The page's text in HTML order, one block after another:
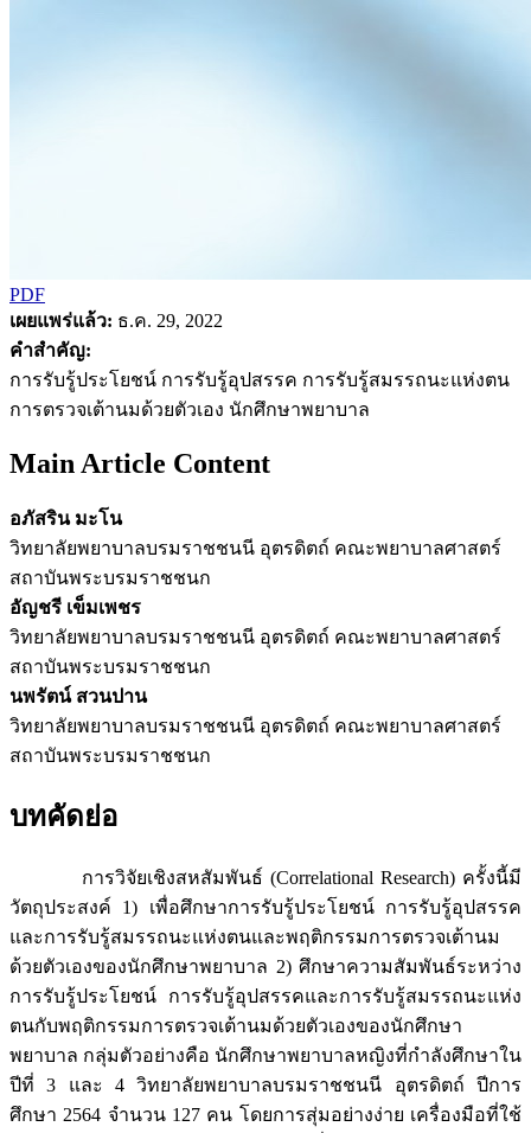
PDF
เผยแพร่แล้ว: ธ.ค. 29, 2022
คำสำคัญ:
การรับรู้ประโยชน์ การรับรู้อุปสรรค การรับรู้สมรรถนะแห่งตน
การตรวจเต้านมด้วยตัวเอง นักศึกษาพยาบาล
Main Article Content
อภัสริน มะโน
วิทยาลัยพยาบาลบรมราชชนนี อุตรดิตถ์ คณะพยาบาลศาสตร์
สถาบันพระบรมราชชนก
อัญชรี เข็มเพชร
วิทยาลัยพยาบาลบรมราชชนนี อุตรดิตถ์ คณะพยาบาลศาสตร์
สถาบันพระบรมราชชนก
นพรัตน์ สวนปาน
วิทยาลัยพยาบาลบรมราชชนนี อุตรดิตถ์ คณะพยาบาลศาสตร์
สถาบันพระบรมราชชนก
บทคัดย่อ
การวิจัยเชิงสหสัมพันธ์ (Correlational Research) ครั้งนี้มี
วัตถุประสงค์ 1) เพื่อศึกษาการรับรู้ประโยชน์ การรับรู้อุปสรรค
และการรับรู้สมรรถนะแห่งตนและพฤติกรรมการตรวจเต้านม
ด้วยตัวเองของนักศึกษาพยาบาล 2) ศึกษาความสัมพันธ์ระหว่าง
การรับรู้ประโยชน์ การรับรู้อุปสรรคและการรับรู้สมรรถนะแห่ง
ตนกับพฤติกรรมการตรวจเต้านมด้วยตัวเองของนักศึกษา
พยาบาล กลุ่มตัวอย่างคือ นักศึกษาพยาบาลหญิงที่กำลังศึกษาใน
ปีที่ 3 และ 4 วิทยาลัยพยาบาลบรมราชชนนี อุตรดิตถ์ ปีการ
ศึกษา 2564 จำนวน 127 คน โดยการสุ่มอย่างง่าย เครื่องมือที่ใช้